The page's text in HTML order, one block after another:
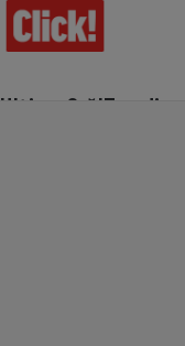
Ultima Oră!Trending